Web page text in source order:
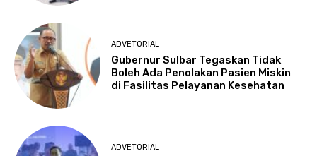
ADVETORIAL
Gubernur Sulbar Tegaskan Tidak
Boleh Ada Penolakan Pasien Miskin
di Fasilitas Pelayanan Kesehatan
ADVETORIAL